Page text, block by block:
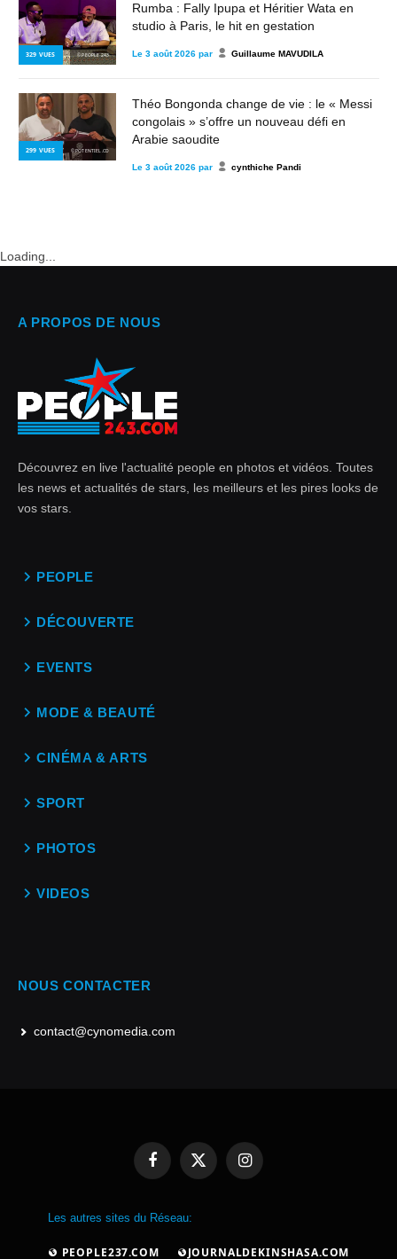
329 VUES © PEOPLE 243
Rumba : Fally Ipupa et Héritier Wata en
studio à Paris, le hit en gestation
Le 3 août 2026 par Guillaume MAVUDILA
299 VUES © POTENTIEL.CD
Théo Bongonda change de vie : le « Messi
congolais » s’offre un nouveau défi en
Arabie saoudite
Le 3 août 2026 par cynthiche Pandi
Loading...
A PROPOS DE NOUS
Découvrez en live l'actualité people en photos et vidéos. Toutes
les news et actualités de stars, les meilleurs et les pires looks de
vos stars.
PEOPLE
DÉCOUVERTE
EVENTS
MODE & BEAUTÉ
CINÉMA & ARTS
SPORT
PHOTOS
VIDEOS
NOUS CONTACTER
contact@cynomedia.com
FacebookX
Instagram
Les autres sites du Réseau:
PEOPLE237.COM JOURNALDEKINSHASA.COM